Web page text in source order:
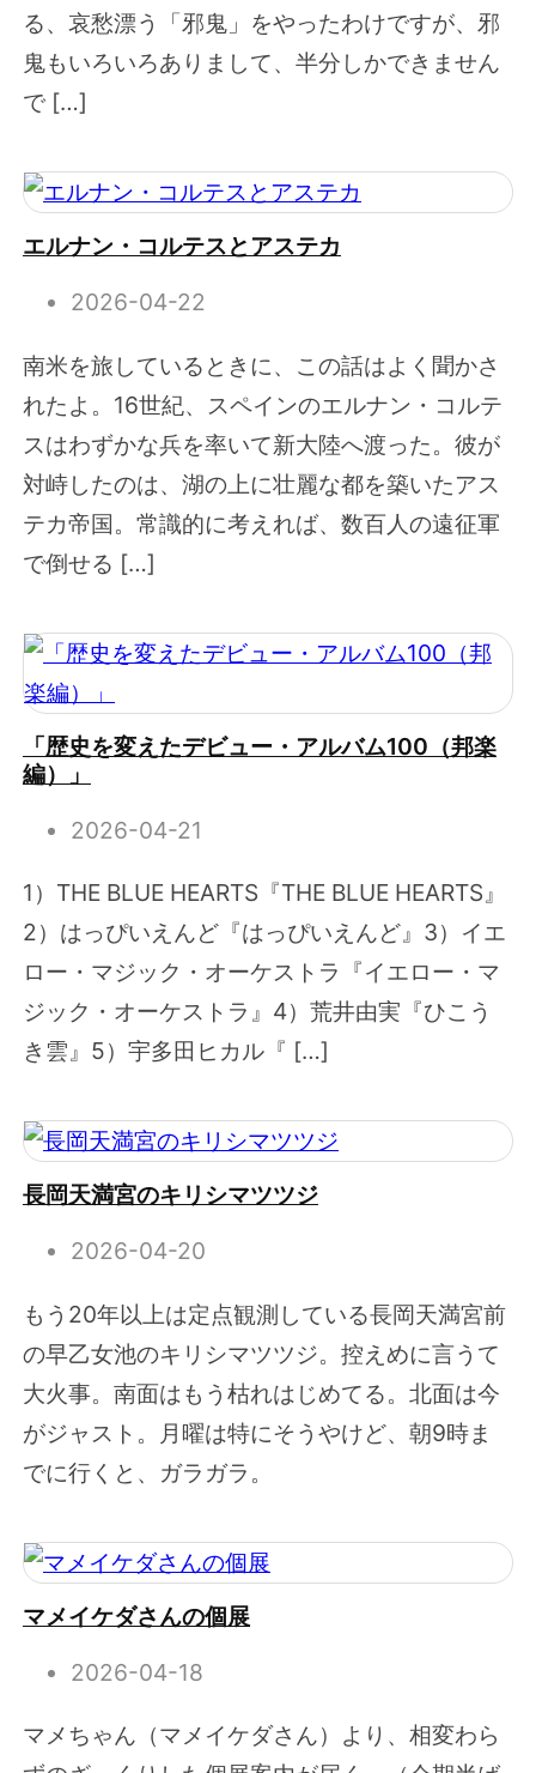
る、哀愁漂う「邪鬼」をやったわけですが、邪
鬼もいろいろありまして、半分しかできません
で […]
エルナン・コルテスとアステカ
2026-04-22
南米を旅しているときに、この話はよく聞かさ
れたよ。16世紀、スペインのエルナン・コルテ
スはわずかな兵を率いて新大陸へ渡った。彼が
対峙したのは、湖の上に壮麗な都を築いたアス
テカ帝国。常識的に考えれば、数百人の遠征軍
で倒せる […]
「歴史を変えたデビュー・アルバム100（邦楽
編）」
2026-04-21
1）THE BLUE HEARTS『THE BLUE HEARTS』
2）はっぴいえんど『はっぴいえんど』3）イエ
ロー・マジック・オーケストラ『イエロー・マ
ジック・オーケストラ』4）荒井由実『ひこう
き雲』5）宇多田ヒカル『 […]
長岡天満宮のキリシマツツジ
2026-04-20
もう20年以上は定点観測している長岡天満宮前
の早乙女池のキリシマツツジ。控えめに言うて
大火事。南面はもう枯れはじめてる。北面は今
がジャスト。月曜は特にそうやけど、朝9時ま
でに行くと、ガラガラ。
マメイケダさんの個展
2026-04-18
マメちゃん（マメイケダさん）より、相変わら